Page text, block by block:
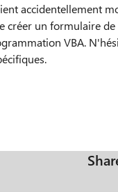
accidentellement
un formulaire de
VBA.